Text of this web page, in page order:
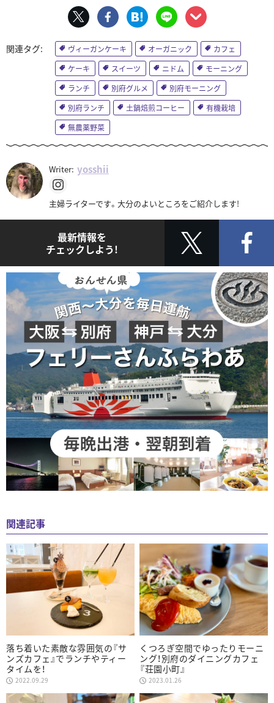
ヴィーガンケーキ オーガニック
カフェ
ケーキ
スイーツ ニドム
モーニング
ランチ
別府グルメ
別府モーニング
別府ランチ
土鍋焙煎コーヒー
有機栽培
無農薬野菜
Writer: yosshii
主婦ライターです。大分のよいところをご紹介します!
最新情報を
チェックしよう!
関連記事
落ち着いた素敵な雰囲気の『サ
ンズカフェ』でランチやティー
タイムを！
2022.09.29
くつろぎ空間でゆったりモーニ
ング！別府のダイニングカフェ
『荘園小町』
2023.01.26